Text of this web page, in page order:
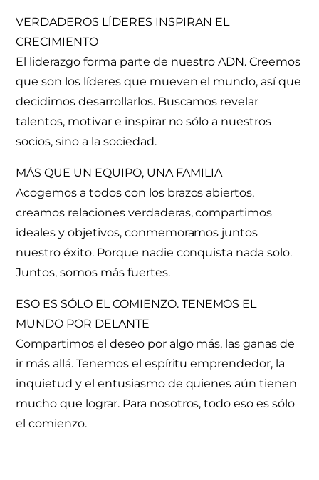
VERDADEROS LÍDERES INSPIRAN EL
CRECIMIENTO
El liderazgo forma parte de nuestro ADN. Creemos
que son los líderes que mueven el mundo, así que
decidimos desarrollarlos. Buscamos revelar
talentos, motivar e inspirar no sólo a nuestros
socios, sino a la sociedad.
MÁS QUE UN EQUIPO, UNA FAMILIA
Acogemos a todos con los brazos abiertos,
creamos relaciones verdaderas, compartimos
ideales y objetivos, conmemoramos juntos
nuestro éxito. Porque nadie conquista nada solo.
Juntos, somos más fuertes.
ESO ES SÓLO EL COMIENZO. TENEMOS EL
MUNDO POR DELANTE
Compartimos el deseo por algo más, las ganas de
ir más allá. Tenemos el espíritu emprendedor, la
inquietud y el entusiasmo de quienes aún tienen
mucho que lograr. Para nosotros, todo eso es sólo
el comienzo.